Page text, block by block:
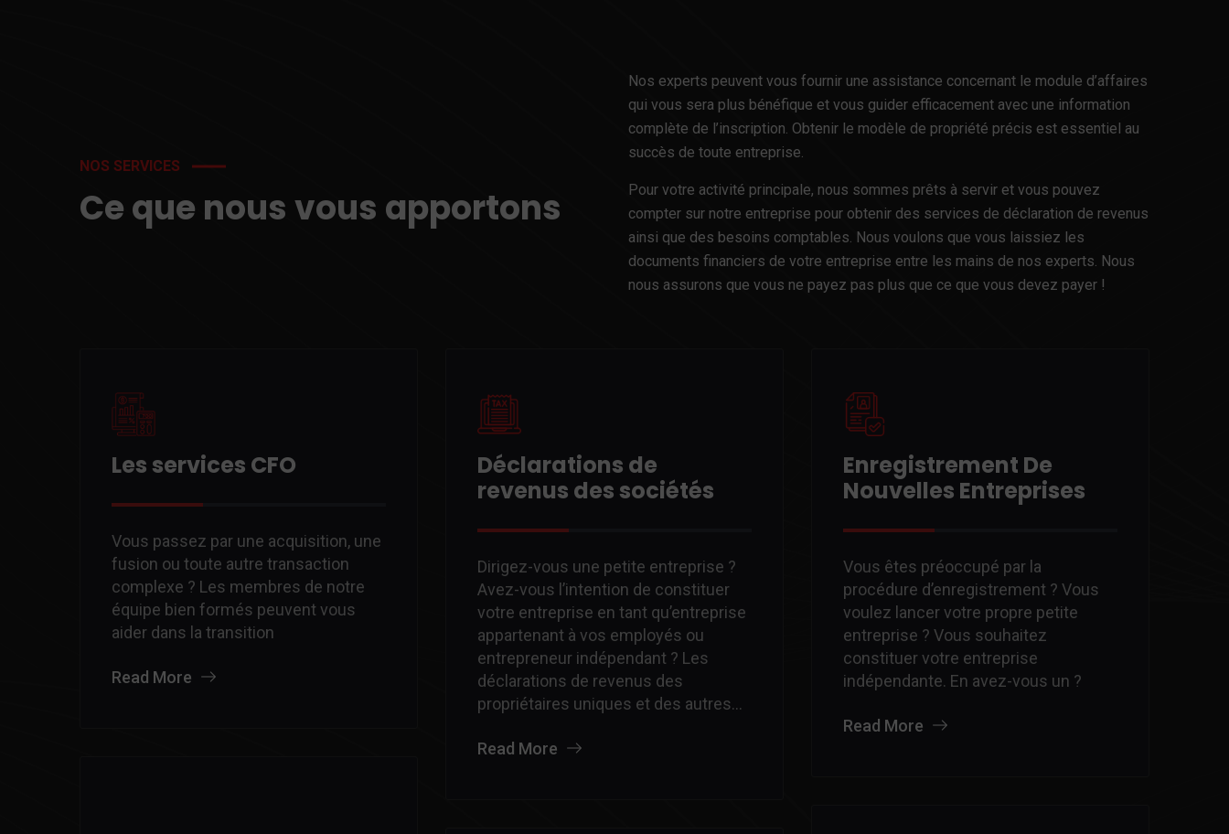
NOS SERVICES
Ce que nous vous apportons
Nos experts peuvent vous fournir une assistance concernant le module d’affaires
qui vous sera plus bénéfique et vous guider efficacement avec une information
complète de l’inscription. Obtenir le modèle de propriété précis est essentiel au
succès de toute entreprise.
Pour votre activité principale, nous sommes prêts à servir et vous pouvez
compter sur notre entreprise pour obtenir des services de déclaration de revenus
ainsi que des besoins comptables. Nous voulons que vous laissiez les
documents financiers de votre entreprise entre les mains de nos experts. Nous
nous assurons que vous ne payez pas plus que ce que vous devez payer !
Les services CFO
Vous passez par une acquisition, une
fusion ou toute autre transaction
complexe ? Les membres de notre
équipe bien formés peuvent vous
aider dans la transition
Read More
Déclarations de
revenus des sociétés
Dirigez-vous une petite entreprise ?
Avez-vous l’intention de constituer
votre entreprise en tant qu’entreprise
appartenant à vos employés ou
entrepreneur indépendant ? Les
déclarations de revenus des
propriétaires uniques et des autres…
Read More
Enregistrement De
Nouvelles Entreprises
Vous êtes préoccupé par la
procédure d’enregistrement ? Vous
voulez lancer votre propre petite
entreprise ? Vous souhaitez
constituer votre entreprise
indépendante. En avez-vous un ?
Read More